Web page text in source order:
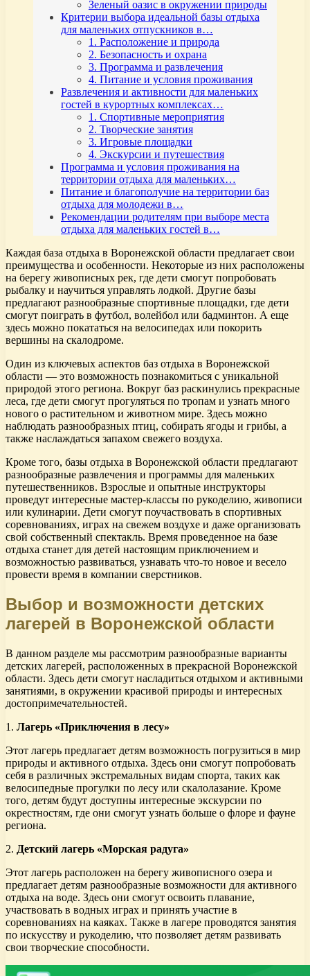
Зеленый оазис в окружении природы
Критерии выбора идеальной базы отдыха
для маленьких отпускников в…
1. Расположение и природа
2. Безопасность и охрана
3. Программа и развлечения
4. Питание и условия проживания
Развлечения и активности для маленьких
гостей в курортных комплексах…
1. Спортивные мероприятия
2. Творческие занятия
3. Игровые площадки
4. Экскурсии и путешествия
Программа и условия проживания на
территории отдыха для маленьких…
Питание и благополучие на территории баз
отдыха для молодежи в…
Рекомендации родителям при выборе места
отдыха для маленьких гостей в…
Каждая база отдыха в Воронежской области предлагает свои
преимущества и особенности. Некоторые из них расположены
на берегу живописных рек, где дети смогут попробовать
рыбалку и научиться управлять лодкой. Другие базы
предлагают разнообразные спортивные площадки, где дети
смогут поиграть в футбол, волейбол или бадминтон. А еще
здесь можно покататься на велосипедах или покорить
вершины на скалодроме.
Один из ключевых аспектов баз отдыха в Воронежской
области — это возможность познакомиться с уникальной
природой этого региона. Вокруг баз раскинулись прекрасные
леса, где дети смогут прогуляться по тропам и узнать много
нового о растительном и животном мире. Здесь можно
наблюдать разнообразных птиц, собирать ягоды и грибы, а
также наслаждаться запахом свежего воздуха.
Кроме того, базы отдыха в Воронежской области предлагают
разнообразные развлечения и программы для маленьких
путешественников. Взрослые и опытные инструкторы
проведут интересные мастер-классы по рукоделию, живописи
или кулинарии. Дети смогут поучаствовать в спортивных
соревнованиях, играх на свежем воздухе и даже организовать
свой собственный спектакль. Время проведенное на базе
отдыха станет для детей настоящим приключением и
возможностью развиваться, узнавать что-то новое и весело
провести время в компании сверстников.
Выбор и возможности детских
лагерей в Воронежской области
В данном разделе мы рассмотрим разнообразные варианты
детских лагерей, расположенных в прекрасной Воронежской
области. Здесь дети смогут насладиться отдыхом и активными
занятиями, в окружении красивой природы и интересных
достопримечательностей.
1. Лагерь «Приключения в лесу»
Этот лагерь предлагает детям возможность погрузиться в мир
природы и активного отдыха. Здесь они смогут попробовать
себя в различных экстремальных видам спорта, таких как
велосипедные прогулки по лесу или скалолазание. Кроме
того, детям будут доступны интересные экскурсии по
окрестностям, где они смогут узнать больше о флоре и фауне
региона.
2. Детский лагерь «Морская радуга»
Этот лагерь расположен на берегу живописного озера и
предлагает детям разнообразные возможности для активного
отдыха на воде. Здесь они смогут освоить плавание,
участвовать в водных играх и принять участие в
соревнованиях на каяках. Также в лагере проводятся занятия
по искусству и рукоделию, что позволяет детям развивать
свои творческие способности.